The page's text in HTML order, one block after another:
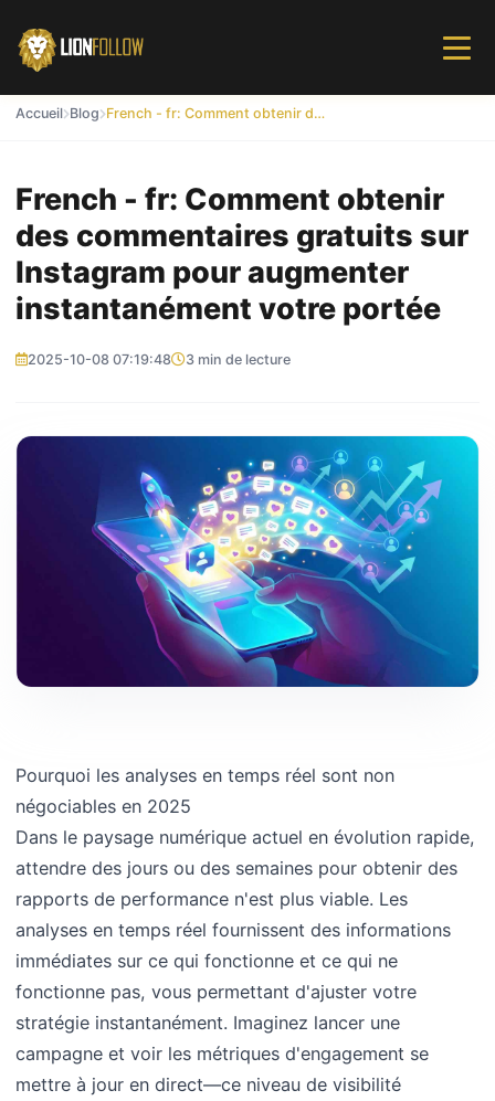
Accueil Blog French - fr: Comment obtenir des commentaires gratuits sur Instagram pour augmenter instantanément votre portée
French - fr: Comment obtenir
des commentaires gratuits sur
Instagram pour augmenter
instantanément votre portée
2025-10-08 07:19:48 3 min de lecture
Pourquoi les analyses en temps réel sont non
négociables en 2025
Dans le paysage numérique actuel en évolution rapide,
attendre des jours ou des semaines pour obtenir des
rapports de performance n'est plus viable. Les
analyses en temps réel fournissent des informations
immédiates sur ce qui fonctionne et ce qui ne
fonctionne pas, vous permettant d'ajuster votre
stratégie instantanément. Imaginez lancer une
campagne et voir les métriques d'engagement se
mettre à jour en direct—ce niveau de visibilité